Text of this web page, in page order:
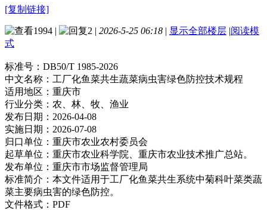
[复制链接]
1994 | 2 | 2026-5-25 06:18 | 显示全部楼层 |阅读模
式
标准号： DB50/T 1985-2026
中文名称： 工厂化鱼菜共生蔬菜病虫害绿色防控技术规程
适用地区： 重庆市
行业分类： 农、林、牧、渔业
发布日期： 2026-04-08
实施日期： 2026-07-08
归口单位： 重庆市农业农村委员会
起草单位： 重庆市农业科学院、重庆市农业技术推广总站。
发布单位： 重庆市市场监督管理局
标准简介： 本文件适用于工厂化鱼菜共生系统中菊科叶菜类蔬
菜主要病虫害的绿色防控。
文件格式： PDF